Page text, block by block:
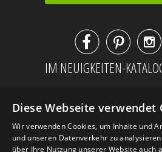

IM NEUIGKEITEN-
Diese Webseite verwendet
Wir verwenden Cookies, um Inhalte und
und unseren Datenverkehr zu
über Ihre Nutzung unserer Website auch